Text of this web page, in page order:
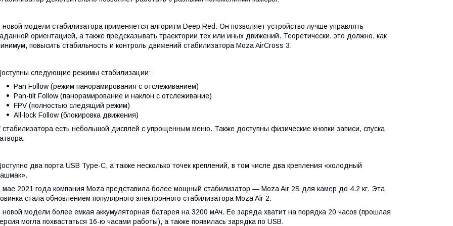
новой модели стабилизатора применяется алгоритм Deep Red. Он позволяет устройство лучше управлять
ориентацией, а также предсказывать траектории тех или иных движений. Теоретически, это должно, как
повысить стабильность и контроль движений стабилизатора Moza AirCross 3.
следующие режимы стабилизации:
Pan Follow (режим панорамирования с отслеживанием)
Pan-tilt Follow (панорамирование и наклон с отслеживание)
FPV (полностью следящий режим)
All-lock Follow (блокировка движения)
стабилизатора есть небольшой дисплей с упрощенным меню. Также доступны физические кнопки записи, спуска
два порта USB Type-C, а также несколько точек креплений, в том числе два крепления «холодный
мае 2021 года компания Moza представила более мощный стабилизатор — Moza Air 2S для камер до 4.2 кг. Эта
стала обновлением популярного электронного стабилизатора Moza Air 2.
новой модели более емкая аккумуляторная батарея на 3200 мАч. Ее заряда хватит на порядка 20 часов (прошлая
могла похвастаться 16-ю часами работы), а также появилась зарядка по USB.